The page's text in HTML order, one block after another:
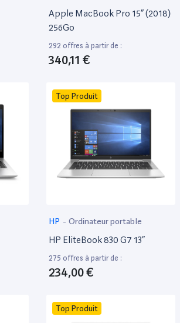
Apple MacBook Pro 15” (2018)
256Go
292 offres à partir de :
340,11 €
Top Produit
HP - Ordinateur portable
HP EliteBook 830 G7 13”
275 offres à partir de :
234,00 €
Top Produit